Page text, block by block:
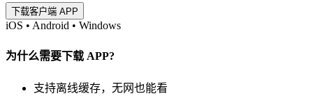
下载客户端 APP
iOS • Android • Windows
为什么需要下载 APP?
支持离线缓存，无网也能看